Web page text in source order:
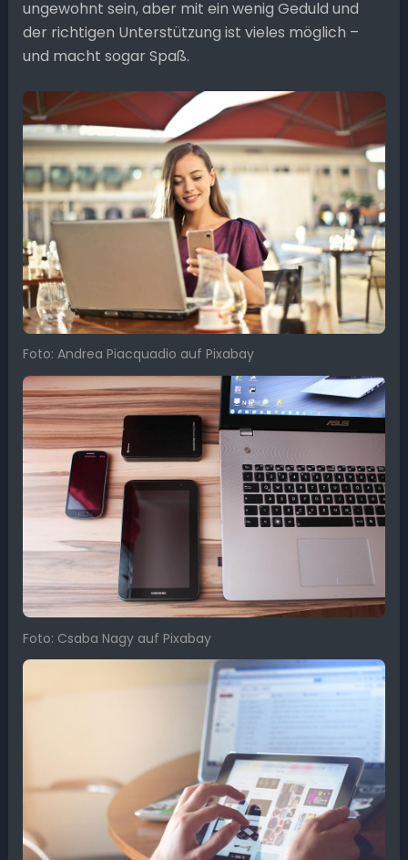
ungewohnt sein, aber mit ein wenig Geduld und
der richtigen Unterstützung ist vieles möglich –
und macht sogar Spaß.
Foto: Andrea Piacquadio auf Pixabay
Foto: Csaba Nagy auf Pixabay